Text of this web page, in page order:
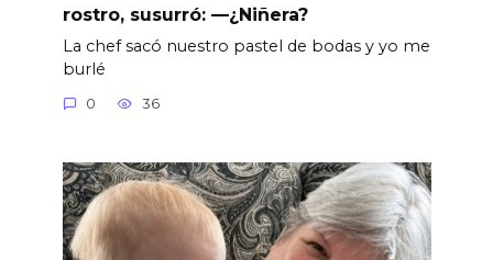
rostro, susurró: —¿Niñera?
La chef sacó nuestro pastel de bodas y yo me
burlé
0 36